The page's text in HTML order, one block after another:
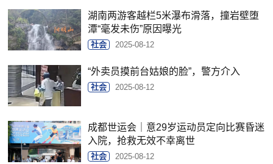
湖南两游客越栏5米瀑布滑落，撞岩壁堕
潭“毫发未伤”原因曝光
社会 2025-08-12
“外卖员摸前台姑娘的脸”，警方介入
社会 2025-08-12
成都世运会｜意29岁运动员定向比赛昏迷
入院，抢救无效不幸离世
社会 2025-08-12